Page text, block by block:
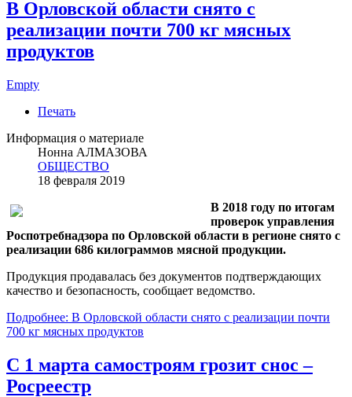
В Орловской области снято с
реализации почти 700 кг мясных
продуктов
Empty
Печать
Информация о материале
Нонна АЛМАЗОВА
ОБЩЕСТВО
18 февраля 2019
В 2018 году по итогам
проверок управления
Роспотребнадзора по Орловской области в регионе снято с
реализации 686 килограммов мясной продукции.
Продукция продавалась без документов подтверждающих
качество и безопасность, сообщает ведомство.
Подробнее: В Орловской области снято с реализации почти
700 кг мясных продуктов
С 1 марта самостроям грозит снос –
Росреестр